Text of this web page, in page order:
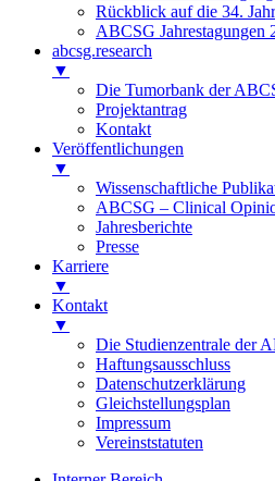
Rückblick auf die 34.
ABCSG
abcsg.research
▼
Die Tumorbank der
Projektantrag
Kontakt
Veröffentlichungen
▼
Wissenschaftliche
ABCSG – Clinical
Jahresberichte
Presse
Karriere
▼
Kontakt
▼
Die Studienzentrale der
Haftungsausschluss
Datenschutzerklärung
Gleichstellungsplan
Impressum
Vereinststatuten